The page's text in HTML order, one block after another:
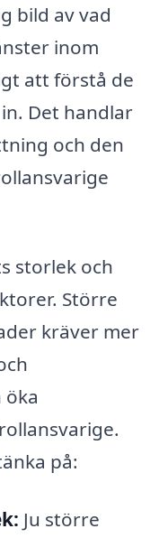
bild av vad
inom
att förstå de
Det handlar
och den
storlek och
Större
kräver mer
på:
Ju större